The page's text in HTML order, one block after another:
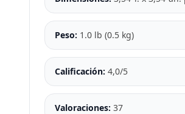
Peso: 1.0 lb (0.5 kg)
Calificación: 4,0/5
Valoraciones: 37